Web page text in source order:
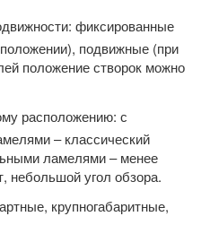
фиксированные
подвижные (при
положение створок можно
расположению: с
– классический
ламелями – менее
небольшой угол обзора.
крупногабаритные,